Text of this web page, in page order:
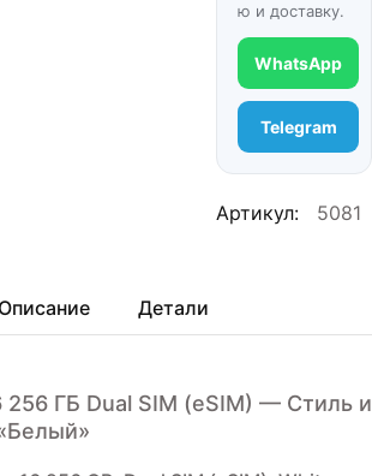
ю и доставку.
WhatsApp
Telegram
Артикул: 5081
Описание Детали
256 ГБ Dual SIM (eSIM) — Стиль и